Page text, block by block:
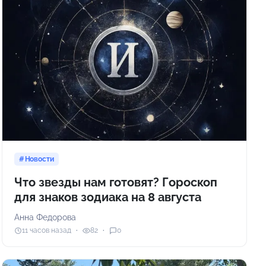
Новости
Что звезды нам готовят? Гороскоп
для знаков зодиака на 8 августа
Анна Федорова
11 часов назад 82 0